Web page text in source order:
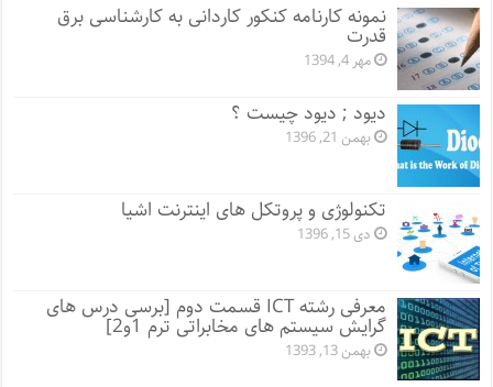
نمونه کارنامه کنکور کاردانی به کارشناسی برق
قدرت
مهر 4, 1394
دیود ; دیود چیست ؟
بهمن 21, 1396
تکنولوژی و پروتکل های اینترنت اشیا
دی 15, 1396
معرفی رشته ICT قسمت دوم [برسی درس های
گرایش سیستم های مخابراتی ترم 1و2]
بهمن 13, 1393